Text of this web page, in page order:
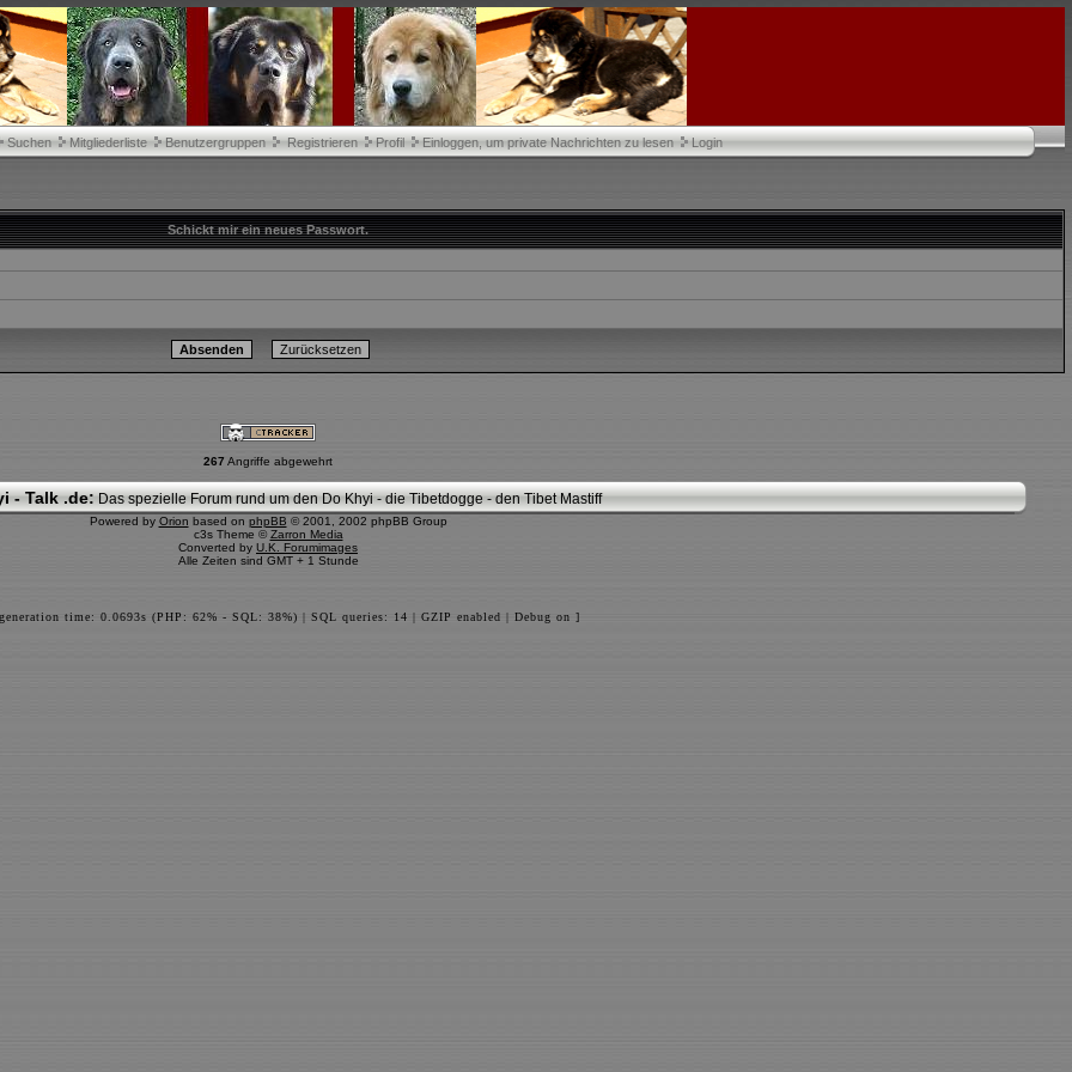
Suchen Mitgliederliste Benutzergruppen Registrieren Profil Einloggen, um private Nachrichten zu lesen Login
Schickt mir ein neues Passwort.
267 Angriffe abgewehrt
- Talk .de: Das spezielle Forum rund um den Do Khyi - die Tibetdogge - den Tibet Mastiff
Powered by Orion based on phpBB © 2001, 2002 phpBB Group
c3s Theme ©Zarron Media
Converted by U.K. Forumimages
Alle Zeiten sind GMT + 1 Stunde
time: 0.0693s (PHP: 62% - SQL: 38%) | SQL queries: 14 | GZIP enabled | Debug on ]